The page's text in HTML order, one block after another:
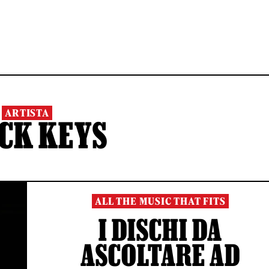
ARTISTA
KEYS
ALL THE MUSIC THAT FITS
I DISCHI DA
ASCOLTARE AD